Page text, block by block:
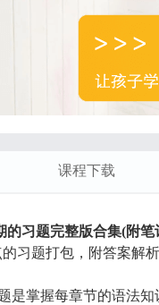
课程下载
的习题完整版合集(附笔
习题打包，附答案解析
是掌握每章节的语法